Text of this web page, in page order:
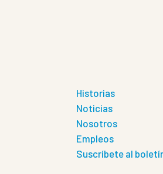
Historias
Noticias
Nosotros
Empleos
Suscríbete al